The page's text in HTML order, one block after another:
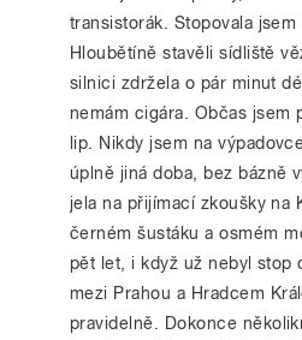
transistorák. Stopovala
Hloubětíně stavěli sídliště
silnici zdržela o pár minut
nemám cigára. Občas jsem
lip. Nikdy jsem na
úplně jiná doba, bez bázně
jela na přijímací zkoušky na
černém šustáku a osmém
pět let, i když už nebyl stop
mezi Prahou a Hradcem
pravidelně. Dokonce